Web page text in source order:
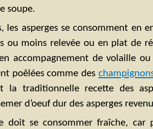
soupe.
les asperges se consomment en
ou moins relevée ou en plat de
accompagnement de volaille
poêlées comme des
la traditionnelle recette des
d’oeuf dur des asperges
doit se consommer fraîche,